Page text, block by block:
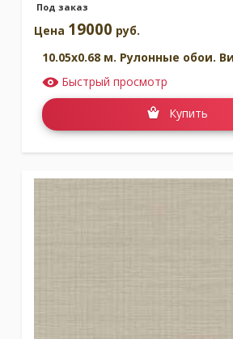
Под заказ
Цена 19000 руб.
10.05x0.68 м. Рулонные обои.
Быстрый просмотр
Купить